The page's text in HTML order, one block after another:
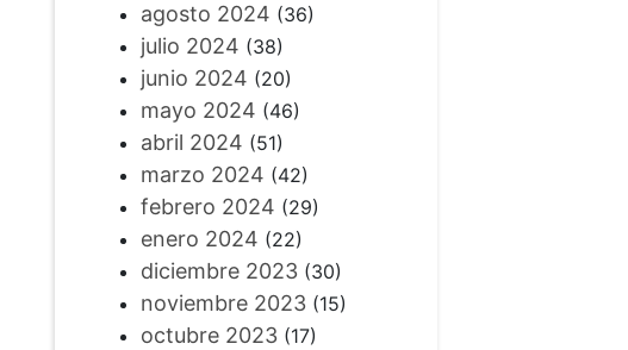
agosto 2024 (36)
julio 2024 (38)
junio 2024 (20)
mayo 2024 (46)
abril 2024 (51)
marzo 2024 (42)
febrero 2024 (29)
enero 2024 (22)
diciembre 2023(30)
noviembre 2023(15)
octubre 2023(17)